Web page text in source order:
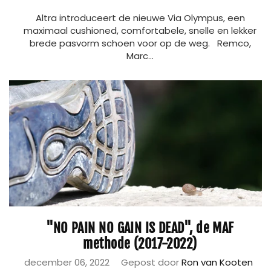
Altra introduceert de nieuwe Via Olympus, een
maximaal cushioned, comfortabele, snelle en lekker
brede pasvorm schoen voor op de weg. Remco,
Marc...
"NO PAIN NO GAIN IS DEAD", de MAF
methode (2017-2022)
december 06, 2022 Gepost doorRon van Kooten